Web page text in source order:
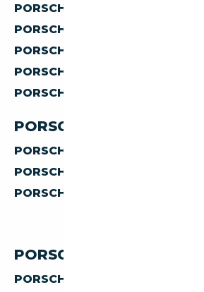
PORSCHE
PORSCHE
PORSCHE
PORSCHE
PORSCHE
PORSCHE PAR
PORSCHE
PORSCHE
PORSCHE
PORSCHE PAR PRIX
PORSCHE À MOINS DE 5 000 €